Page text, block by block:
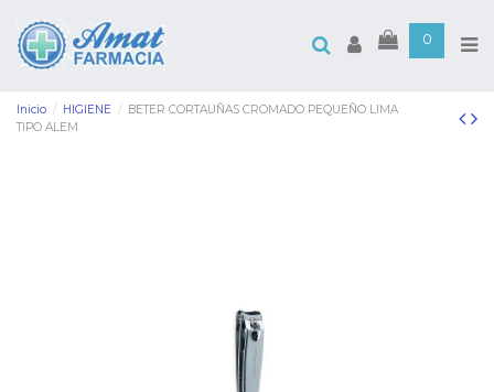
0
Inicio HIGIENE
BETER CORTAUÑAS CROMADO PEQUEÑO LIMA
TIPO ALEM